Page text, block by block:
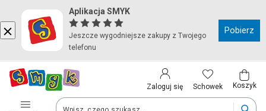
Aplikacja SMYK
Jeszcze wygodniejsze zakupy z Twojego
telefonu
Pobierz
Zaloguj się Schowek Koszyk
Kraj i język
Polska (Poland)